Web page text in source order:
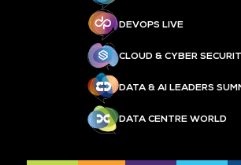
DEVOPS LIVE
CLOUD & CYBER
DATA & AI LEADERS
DATA CENTRE WORLD